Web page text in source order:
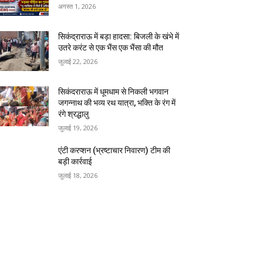
अगस्त 1, 2026
सिकंद्राराऊ में बड़ा हादसा: बिजली के खंभे में
उतरे करंट से एक भैंस एक भैंसा की मौत
जुलाई 22, 2026
सिकंदराराऊ में धूमधाम से निकली भगवान
जगन्नाथ की भव्य रथ यात्रा, भक्ति के रंग में
रंगे श्रद्धालु
जुलाई 19, 2026
एंटी करप्शन (भ्रष्टाचार निवारण) टीम की
बड़ी कार्रवाई
जुलाई 18, 2026